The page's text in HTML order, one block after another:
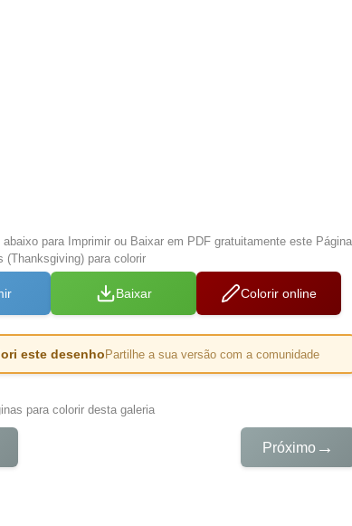
para Imprimir ou Baixar em PDF gratuitamente este Página
(Thanksgiving) para colorir
Baixar Colorir online
este desenhoPartilhe a sua versão com a comunidade
para colorir desta galeria
Próximo →